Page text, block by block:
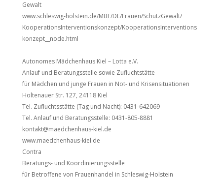
Gewalt
www.schleswig-holstein.de/MBF/DE/Frauen/SchutzGewalt/
KooperationsInterventionskonzept/KooperationsInterventions
konzept__node.html
Autonomes Mädchenhaus Kiel – Lotta e.V.
Anlauf und Beratungsstelle sowie Zufluchtstätte
für Mädchen und junge Frauen in Not- und Krisensituationen
Holtenauer Str. 127, 24118 Kiel
Tel. Zufluchtsstätte (Tag und Nacht): 0431-642069
Tel. Anlauf und Beratungsstelle: 0431-805-8881
kontakt@maedchenhaus-kiel.de
www.maedchenhaus-kiel.de
Contra
Beratungs- und Koordinierungsstelle
für Betroffene von Frauenhandel in Schleswig-Holstein